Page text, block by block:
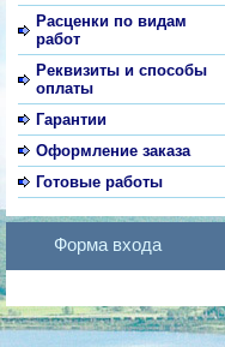
Расценки по видам
работ
Реквизиты и способы
оплаты
Гарантии
Оформление заказа
Готовые работы
Форма входа